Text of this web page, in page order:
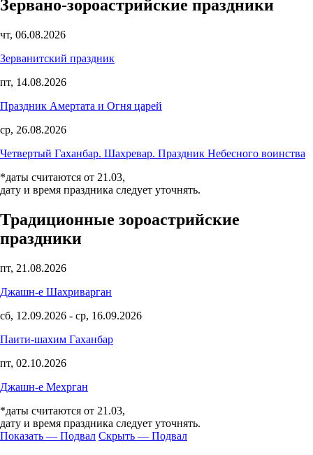
Зервано-зороастрийские праздники
чт, 06.08.2026
Зерванитский праздник
пт, 14.08.2026
Праздник Амертата и Огня царей
ср, 26.08.2026
Четвертый Гаханбар. Шахревар. Праздник Небесного воинства
*даты считаются от 21.03,
дату и время праздника следует уточнять.
Традиционные зороастрийские
праздники
пт, 21.08.2026
Джашн-е Шахриварган
сб, 12.09.2026 - ср, 16.09.2026
Паити-шахим Гаханбар
пт, 02.10.2026
Джашн-е Мехрган
*даты считаются от 21.03,
дату и время праздника следует уточнять.
Показать — Подвал Скрыть — Подвал